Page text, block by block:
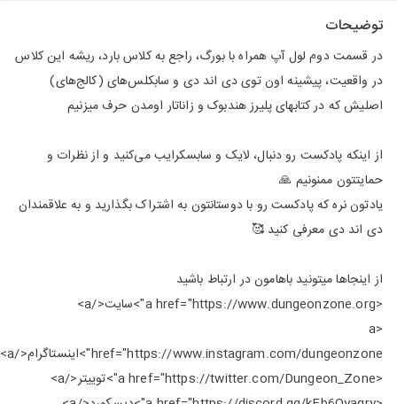
توضیحات
در قسمت دوم لول آپ همراه با بورگ، راجع به کلاس بارد، ریشه این کلاس
در واقعیت، پیشینه اون توی دی اند دی و سابکلس‌های (کالج‌های)
اصلیش که در کتابهای پلیرز هندبوک و زاناتار اومدن حرف میزنیم
از اینکه پادکست رو دنبال، لایک و سابسکرایب می‌کنید و از نظرات و
حمایتتون ممنونیم 🙏
یادتون نره که پادکست رو با دوستانتون به اشتراک بگذارید و به علاقمندان
دی اند دی معرفی کنید 🥰
از اینجاها میتونید باهامون در ارتباط باشید
<a href="https://www.dungeonzone.org">سایت</a>
<a
href="https://www.instagram.com/dungeonzone">اینستاگرام</a>
<a href="https://twitter.com/Dungeon_Zone">توییتر</a>